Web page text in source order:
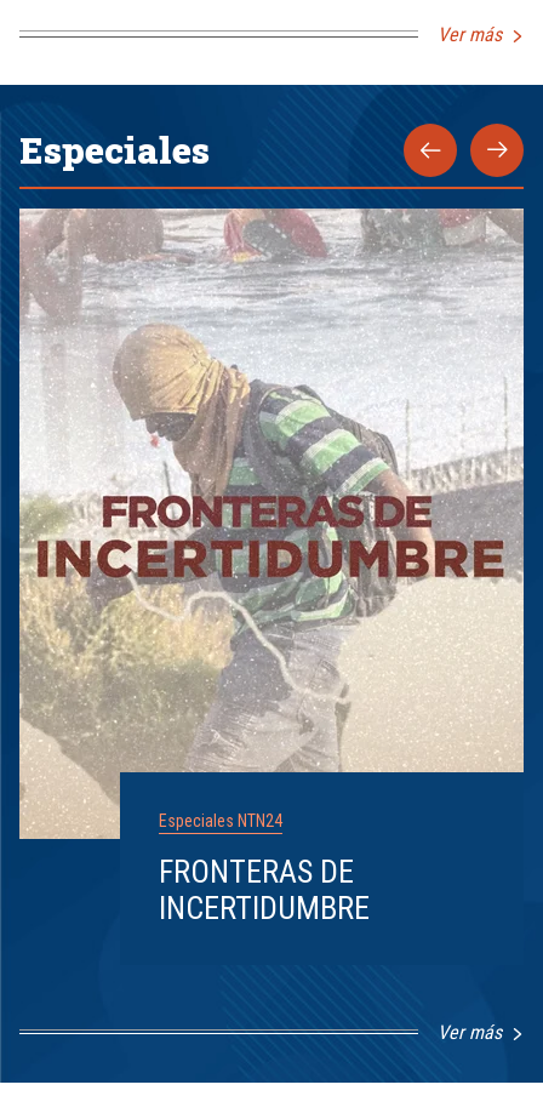
Ver más
Especiales
Especiales NTN24
FRONTERAS DE
INCERTIDUMBRE
Ver más